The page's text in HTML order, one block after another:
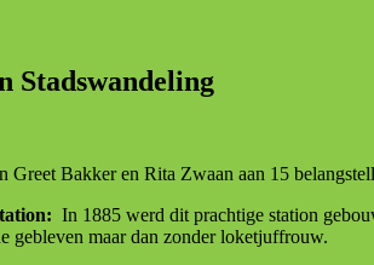
Stadswandeling
Greet Bakker en Rita Zwaan aan 15
In 1885 werd dit prachtige station
gebleven maar dan zonder loketjuffrouw.